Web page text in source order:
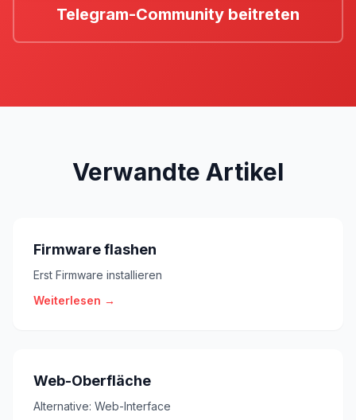
Telegram-Community beitreten
Verwandte Artikel
Firmware flashen
Erst Firmware installieren
Weiterlesen →
Web-Oberfläche
Alternative: Web-Interface